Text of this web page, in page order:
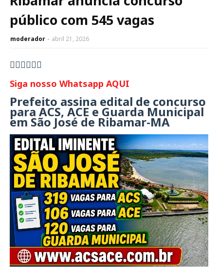
público com 545 vagas
moderador abril 21, 2026
👇🏻👇🏻👇🏻
Siga nosso Whatsapp AQUI
Prefeito assina edital de concurso
para ACS, ACE e Guarda Municipal
em São José de Ribamar-MA